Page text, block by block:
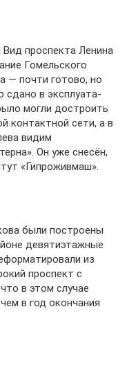
про­спекта Ленина
Гомельского
— почти готово, но
сдано в эксплуата­
могли достроить
контактной сети, а в
видим
Он уже снесён,
«Гипроживмаш».
были постро­ены
девятиэ­тажные
из
проспект с
в этом случае
в год окончания